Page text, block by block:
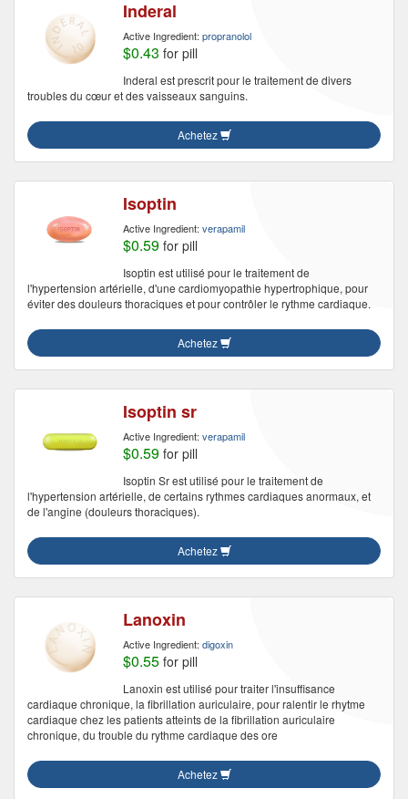
Inderal
Active Ingredient: propranolol
$0.43 for pill
Inderal est prescrit pour le traitement de divers
troubles du cœur et des vaisseaux sanguins.
Achetez
Isoptin
Active Ingredient: verapamil
$0.59 for pill
Isoptin est utilisé pour le traitement de
l'hypertension artérielle, d'une cardiomyopathie hypertrophique, pour
éviter des douleurs thoraciques et pour contrôler le rythme cardiaque.
Achetez
Isoptin sr
Active Ingredient: verapamil
$0.59 for pill
Isoptin Sr est utilisé pour le traitement de
l'hypertension artérielle, de certains rythmes cardiaques anormaux, et
de l'angine (douleurs thoraciques).
Achetez
Lanoxin
Active Ingredient: digoxin
$0.55 for pill
Lanoxin est utilisé pour traiter l'insuffisance
cardiaque chronique, la fibrillation auriculaire, pour ralentir le rhytme
cardiaque chez les patients atteints de la fibrillation auriculaire
chronique, du trouble du rythme cardiaque des ore
Achetez